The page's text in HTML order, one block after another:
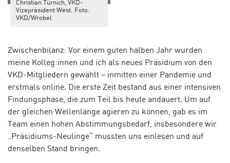
Christian Türnich, VKD-
Vizepräsident West. Foto:
VKD/Wrobel
Zwischenbilanz: Vor einem guten halben Jahr wurden
meine Kolleg:innen und ich als neues Präsidium von den
VKD-Mitgliedern gewählt – inmitten einer Pandemie und
erstmals online. Die erste Zeit bestand aus einer intensiven
Findungsphase, die zum Teil bis heute andauert. Um auf
der gleichen Wellenlänge agieren zu können, gab es im
Team einen hohen Abstimmungsbedarf, insbesondere wir
„Präsidiums-Neulinge“ mussten uns einlesen und auf
denselben Stand bringen.